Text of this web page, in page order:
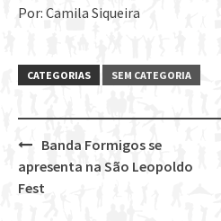
Por: Camila Siqueira
CATEGORIAS SEM CATEGORIA
Post
navigation
Banda Formigos se
apresenta na São Leopoldo
Fest